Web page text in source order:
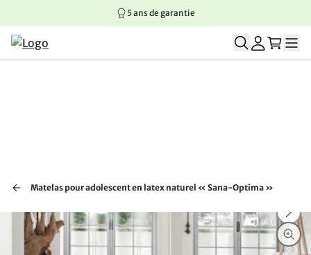
Aller au contenu principal
Aller à la navigation principale
Aller au pied de page
5 ans de garantie
Matelas pour adolescent en latex naturel « Sana-Optima »